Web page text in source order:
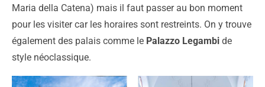
Maria della Catena) mais il faut passer au bon moment
pour les visiter car les horaires sont restreints. On y trouve
également des palais comme le Palazzo Legambi de
style néoclassique.